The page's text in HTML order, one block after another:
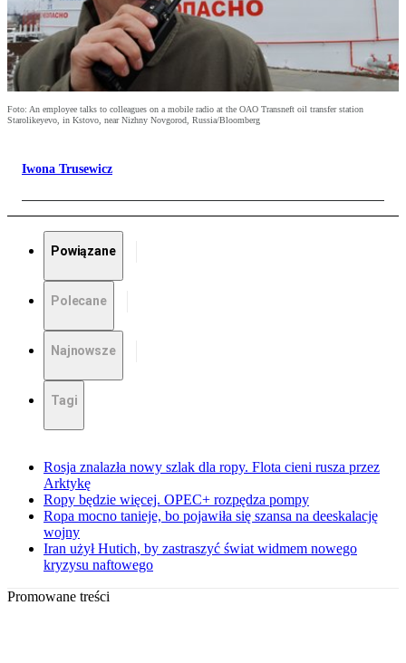
Foto: An employee talks to colleagues on a mobile radio at the OAO Transneft oil transfer station
Starolikeyevo, in Kstovo, near Nizhny Novgorod, Russia/Bloomberg
Iwona Trusewicz
Powiązane
Polecane
Najnowsze
Tagi
Rosja znalazła nowy szlak dla ropy. Flota cieni rusza przez
Arktykę
Ropy będzie więcej. OPEC+ rozpędza pompy
Ropa mocno tanieje, bo pojawiła się szansa na deeskalację
wojny
Iran użył Hutich, by zastraszyć świat widmem nowego
kryzysu naftowego
Promowane treści